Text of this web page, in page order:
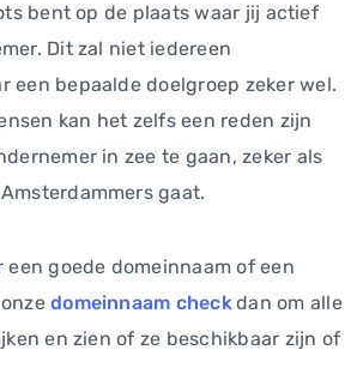
bent op de plaats waar jij actief
Dit zal niet iedereen
een bepaalde doelgroep zeker wel.
kan het zelfs een reden zijn
in zee te gaan, zeker als
gaat.
een goede domeinnaam of een
onzedomeinnaam checkdan om alle
en zien of ze beschikbaar zijn of